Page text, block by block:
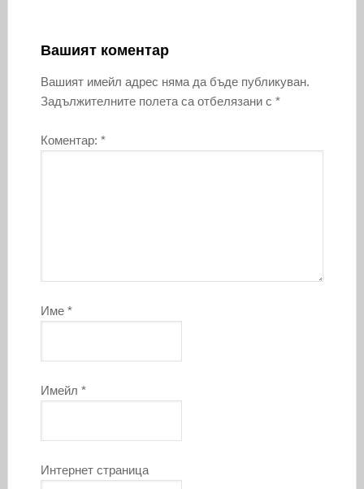
Вашият коментар
Вашият имейл адрес няма да бъде публикуван.
Задължителните полета са отбелязани с *
Коментар: *
Име *
Имейл *
Интернет страница